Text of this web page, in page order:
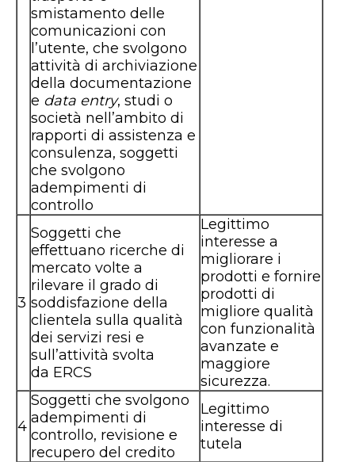
smistamento delle
comunicazioni con
l’utente, che svolgono
attività di archiviazione
della documentazione
e data entry, studi o
società nell’ambito di
rapporti di assistenza e
consulenza, soggetti
che svolgono
adempimenti di
controllo
3
Soggetti che
effettuano ricerche di
mercato volte a
rilevare il grado di
soddisfazione della
clientela sulla qualità
dei servizi resi e
sull’attività svolta
da ERCS
Legittimo
interesse a
migliorare i
prodotti e fornire
prodotti di
migliore qualità
con funzionalità
avanzate e
maggiore
sicurezza.
4
Soggetti che svolgono
adempimenti di
controllo, revisione e
recupero del credito
Legittimo
interesse di
tutela